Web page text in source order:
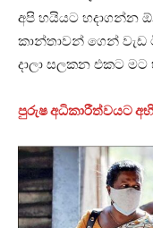
අපි හයියට හදාගන්න
කාන්තාවන් ගෙන්
දාලා සලකන එකට මට
පුරුෂ අධිකාරීත්වයට